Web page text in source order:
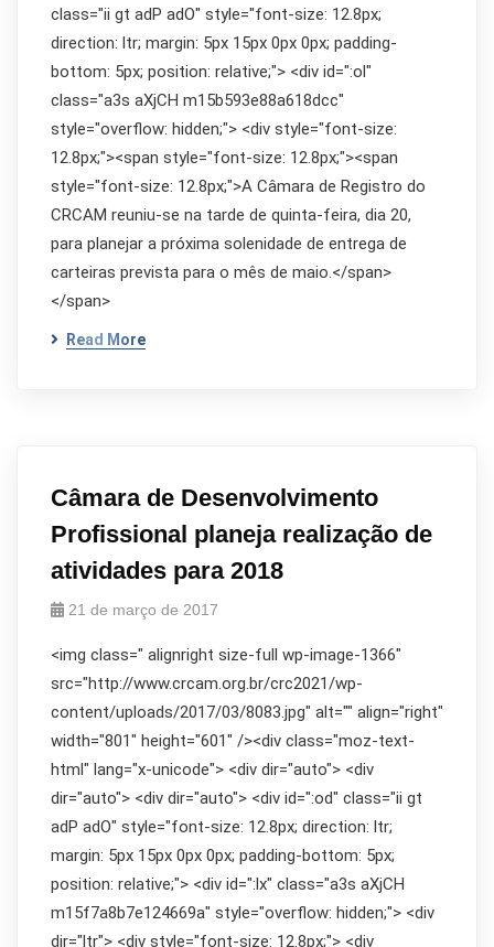
class="ii gt adP adO" style="font-size: 12.8px;
direction: ltr; margin: 5px 15px 0px 0px; padding-
bottom: 5px; position: relative;"> <div id=":ol"
class="a3s aXjCH m15b593e88a618dcc"
style="overflow: hidden;"> <div style="font-size:
12.8px;"><span style="font-size: 12.8px;"><span
style="font-size: 12.8px;">A Câmara de Registro do
CRCAM reuniu-se na tarde de quinta-feira, dia 20,
para planejar a próxima solenidade de entrega de
carteiras prevista para o mês de maio.</span>
</span>
Read More
Câmara de Desenvolvimento
Profissional planeja realização de
atividades para 2018
21 de março de 2017
<img class=" alignright size-full wp-image-1366"
src="http://www.crcam.org.br/crc2021/wp-
content/uploads/2017/03/8083.jpg" alt="" align="right"
width="801" height="601" /><div class="moz-text-
html" lang="x-unicode"> <div dir="auto"> <div
dir="auto"> <div dir="auto"> <div id=":od" class="ii gt
adP adO" style="font-size: 12.8px; direction: ltr;
margin: 5px 15px 0px 0px; padding-bottom: 5px;
position: relative;"> <div id=":lx" class="a3s aXjCH
m15f7a8b7e124669a" style="overflow: hidden;"> <div
dir="ltr"> <div style="font-size: 12.8px;"> <div